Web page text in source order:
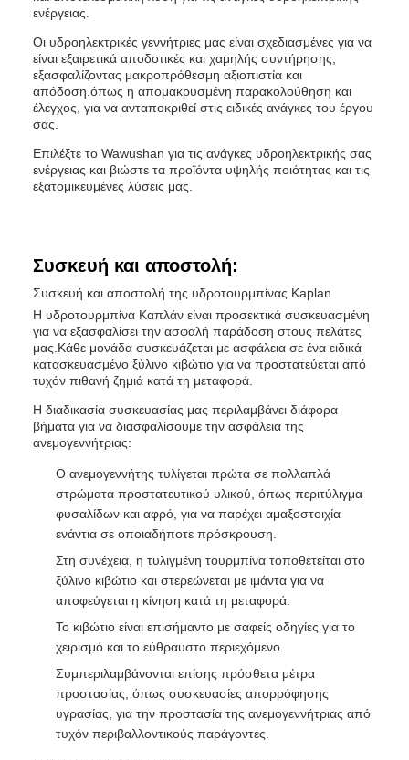
ενέργειας.
Οι υδροηλεκτρικές γεννήτριες μας είναι σχεδιασμένες για να
είναι εξαιρετικά αποδοτικές και χαμηλής συντήρησης,
εξασφαλίζοντας μακροπρόθεσμη αξιοπιστία και
απόδοση.όπως η απομακρυσμένη παρακολούθηση και
έλεγχος, για να ανταποκριθεί στις ειδικές ανάγκες του έργου
σας.
Επιλέξτε το Wawushan για τις ανάγκες υδροηλεκτρικής σας
ενέργειας και βιώστε τα προϊόντα υψηλής ποιότητας και τις
εξατομικευμένες λύσεις μας.
Συσκευή και αποστολή:
Συσκευή και αποστολή της υδροτουρμπίνας Kaplan
Η υδροτουρμπίνα Καπλάν είναι προσεκτικά συσκευασμένη
για να εξασφαλίσει την ασφαλή παράδοση στους πελάτες
μας.Κάθε μονάδα συσκευάζεται με ασφάλεια σε ένα ειδικά
κατασκευασμένο ξύλινο κιβώτιο για να προστατεύεται από
τυχόν πιθανή ζημιά κατά τη μεταφορά.
Η διαδικασία συσκευασίας μας περιλαμβάνει διάφορα
βήματα για να διασφαλίσουμε την ασφάλεια της
ανεμογεννήτριας:
Ο ανεμογεννήτης τυλίγεται πρώτα σε πολλαπλά
στρώματα προστατευτικού υλικού, όπως περιτύλιγμα
φυσαλίδων και αφρό, για να παρέχει αμαξοστοιχία
ενάντια σε οποιαδήποτε πρόσκρουση.
Στη συνέχεια, η τυλιγμένη τουρμπίνα τοποθετείται στο
ξύλινο κιβώτιο και στερεώνεται με ιμάντα για να
αποφεύγεται η κίνηση κατά τη μεταφορά.
Το κιβώτιο είναι επισήμαντο με σαφείς οδηγίες για το
χειρισμό και το εύθραυστο περιεχόμενο.
Συμπεριλαμβάνονται επίσης πρόσθετα μέτρα
προστασίας, όπως συσκευασίες απορρόφησης
υγρασίας, για την προστασία της ανεμογεννήτριας από
τυχόν περιβαλλοντικούς παράγοντες.